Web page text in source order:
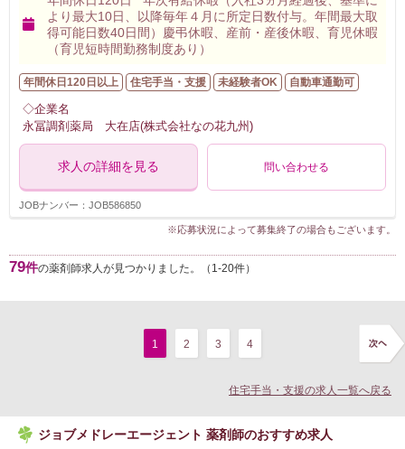
より最大10日、以降毎年４月に所定日数付与。年間最大取
得可能日数40日間）慶弔休暇、産前・産後休暇、育児休暇
（育児短時間勤務制度あり）
年間休日120日以上 住宅手当・支援 未経験者OK 自動車通勤可
◇企業名
永冨調剤薬局 大在店(株式会社なの花九州)
求人の詳細を見る 問い合わせる
JOBナンバー：JOB586850
※応募状況によって募集終了の場合もございます。
79件の薬剤師求人が見つかりました。（1-20件）
1 2 3 4
住宅手当・支援の求人一覧へ戻る
ジョブメドレーエージェント 薬剤師のおすすめ求人